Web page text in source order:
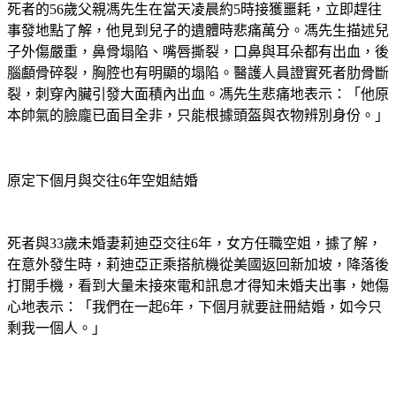
死者的56歲父親馮先生在當天凌晨約5時接獲噩耗，立即趕往
事發地點了解，他見到兒子的遺體時悲痛萬分。馮先生描述兒
子外傷嚴重，鼻骨塌陷、嘴唇撕裂，口鼻與耳朵都有出血，後
腦顱骨碎裂，胸腔也有明顯的塌陷。醫護人員證實死者肋骨斷
裂，刺穿內臟引發大面積內出血。馮先生悲痛地表示：「他原
本帥氣的臉龐已面目全非，只能根據頭盔與衣物辨別身份。」
原定下個月與交往6年空姐結婚
死者與33歲未婚妻莉迪亞交往6年，女方任職空姐，據了解，
在意外發生時，莉迪亞正乘搭航機從美國返回新加坡，降落後
打開手機，看到大量未接來電和訊息才得知未婚夫出事，她傷
心地表示：「我們在一起6年，下個月就要註冊結婚，如今只
剩我一個人。」